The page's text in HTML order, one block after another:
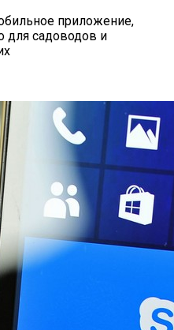
приложение,
для садоводов и